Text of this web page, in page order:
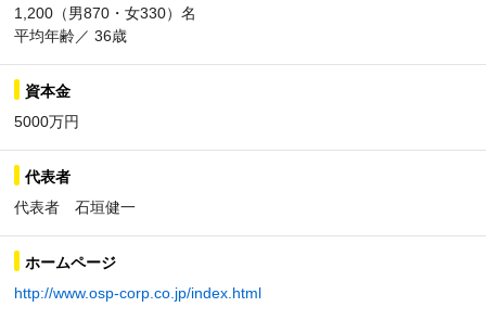
1,200（男870・女330）名
平均年齢／ 36歳
資本金
5000万円
代表者
代表者 石垣健一
ホームページ
http://www.osp-corp.co.jp/index.html